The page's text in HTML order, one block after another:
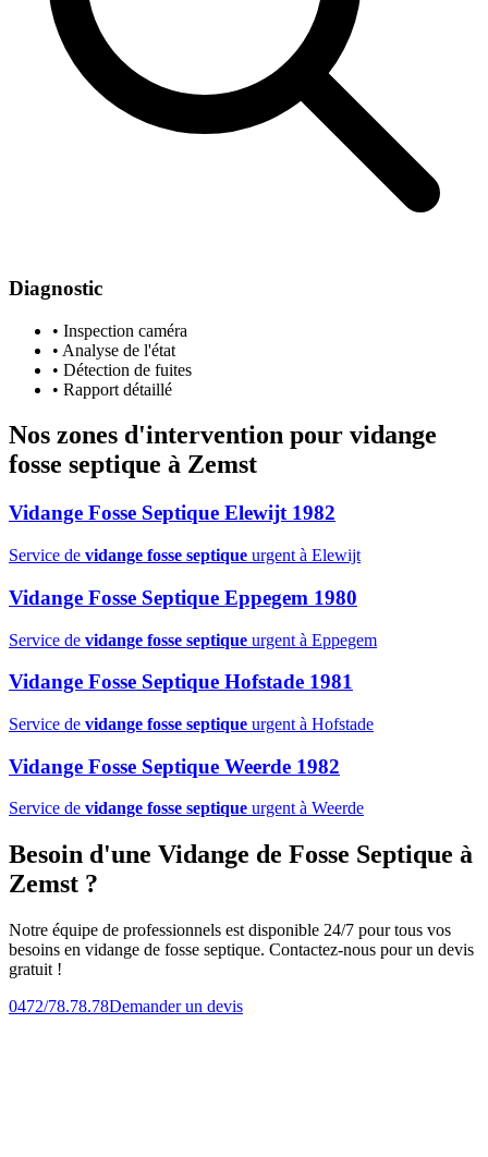
Diagnostic
• Inspection caméra
• Analyse de l'état
• Détection de fuites
• Rapport détaillé
Nos zones d'intervention pour vidange
fosse septique à Zemst
Vidange Fosse Septique Elewijt 1982
Service de vidange fosse septique urgent à Elewijt
Vidange Fosse Septique Eppegem 1980
Service de vidange fosse septique urgent à Eppegem
Vidange Fosse Septique Hofstade 1981
Service de vidange fosse septique urgent à Hofstade
Vidange Fosse Septique Weerde 1982
Service de vidange fosse septique urgent à Weerde
Besoin d'une Vidange de Fosse Septique à
Zemst ?
Notre équipe de professionnels est disponible 24/7 pour tous vos
besoins en vidange de fosse septique. Contactez-nous pour un devis
gratuit !
0472/78.78.78Demander un devis